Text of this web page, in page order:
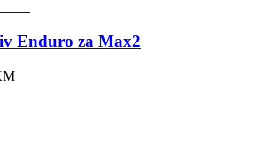
Enduro za Max2